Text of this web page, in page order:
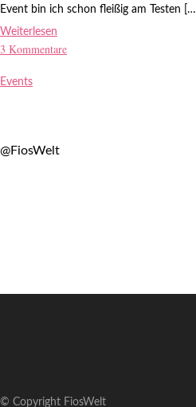
Event bin ich schon fleißig am Testen […]
Weiterlesen
3 Kommentare
Events
@FiosWelt
© Copyright FiosWelt